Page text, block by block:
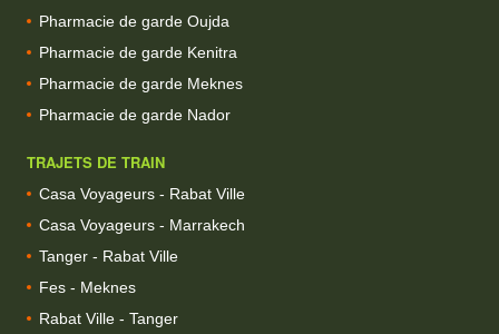
Pharmacie de garde Oujda
Pharmacie de garde Kenitra
Pharmacie de garde Meknes
Pharmacie de garde Nador
TRAJETS DE TRAIN
Casa Voyageurs - Rabat Ville
Casa Voyageurs - Marrakech
Tanger - Rabat Ville
Fes - Meknes
Rabat Ville - Tanger